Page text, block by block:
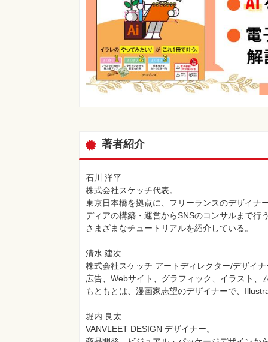
著者紹介
石川 洋平
株式会社スケッチ代表。
東京日本橋を拠点に、フリーランスのデザイナ
ディアの構築・運営からSNSのコンサルまで行
さまざまなチュートリアルを紹介している。
清水 建次
株式会社スケッチ アートディレクター/デザイナ
広告、Webサイト、グラフィック、イラスト、
もともとは、漫画家志望のデザイナーで、
堀内 良太
VANVLEET DESIGN デザイナー。